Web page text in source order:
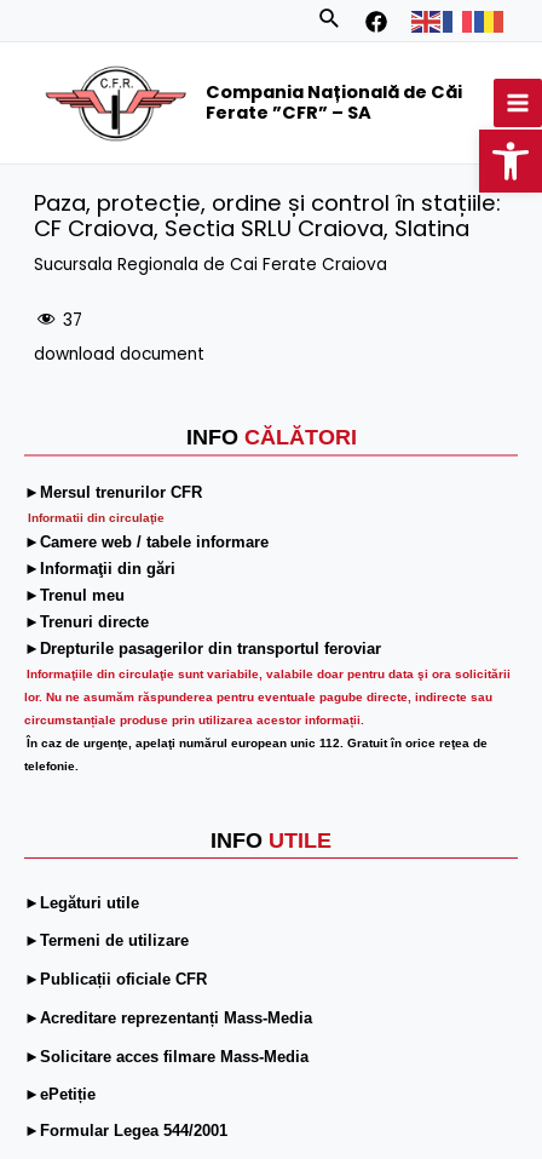
Search
Compania Națională de Căi
Ferate ”CFR” – SA
INFO CĂLĂTORI
►Mersul trenurilor CFR
Informatii din circulaţie
►Camere web / tabele informare
►Informaţii din gări
►Trenul meu
►Trenuri directe
►Drepturile pasagerilor din transportul feroviar
Informaţiile din circulaţie sunt variabile, valabile doar pentru data şi ora solicitării
lor. Nu ne asumăm răspunderea pentru eventuale pagube directe, indirecte sau
circumstanțiale produse prin utilizarea acestor informații.
În caz de urgenţe, apelaţi numărul european unic 112. Gratuit în orice reţea de
telefonie.
INFO UTILE
►Legături utile
►Termeni de utilizare
►Publicații oficiale CFR
►Acreditare reprezentanți Mass-Media
►Solicitare acces filmare Mass-Media
►ePetiție
►Formular Legea 544/2001
Paza, protecție, ordine și control în stațiile:
CF Craiova, Sectia SRLU Craiova, Slatina
Sucursala Regionala de Cai Ferate Craiova
37
download document